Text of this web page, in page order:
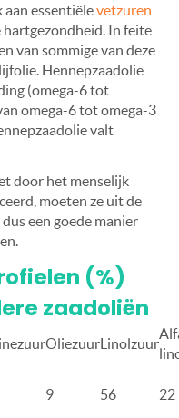
aan essentiëlevetzuren
hartgezondheid. In feite
van sommige van deze
Hennepzaadolie
(omega-6 tot
omega-6 tot omega-3
valt
door het menselijk
moeten ze uit de
een goede manier
(%)
zaadoliën
OliezuurLinolzuur
9 56 22